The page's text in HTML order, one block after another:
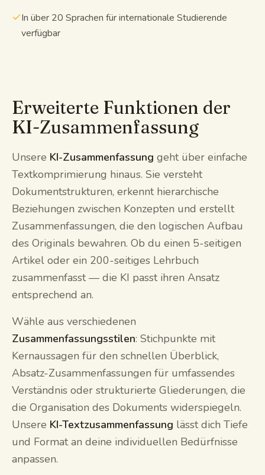
In über 20 Sprachen für internationale Studierende
verfügbar
Erweiterte Funktionen der
KI-Zusammenfassung
Unsere KI-Zusammenfassung geht über einfache
Textkomprimierung hinaus. Sie versteht
Dokumentstrukturen, erkennt hierarchische
Beziehungen zwischen Konzepten und erstellt
Zusammenfassungen, die den logischen Aufbau
des Originals bewahren. Ob du einen 5-seitigen
Artikel oder ein 200-seitiges Lehrbuch
zusammenfasst — die KI passt ihren Ansatz
entsprechend an.
Wähle aus verschiedenen
Zusammenfassungsstilen: Stichpunkte mit
Kernaussagen für den schnellen Überblick,
Absatz-Zusammenfassungen für umfassendes
Verständnis oder strukturierte Gliederungen, die
die Organisation des Dokuments widerspiegeln.
Unsere KI-Textzusammenfassung lässt dich Tiefe
und Format an deine individuellen Bedürfnisse
anpassen.